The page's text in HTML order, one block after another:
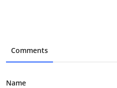
Comments
Name